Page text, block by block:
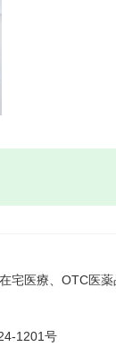
宅医療、OTC医
1201号